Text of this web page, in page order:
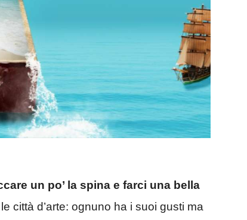
un po’ la spina e farci una bella
città d’arte: ognuno ha i suoi gusti ma